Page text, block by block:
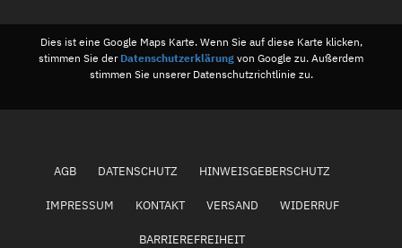
Dies ist eine Google Maps Karte. Wenn Sie auf diese Karte klicken,
stimmen Sie der Datenschutzerklärung von Google zu. Außerdem
stimmen Sie unserer Datenschutzrichtlinie zu.
AGB DATENSCHUTZ HINWEISGEBERSCHUTZ
IMPRESSUM KONTAKT VERSAND WIDERRUF
BARRIEREFREIHEIT